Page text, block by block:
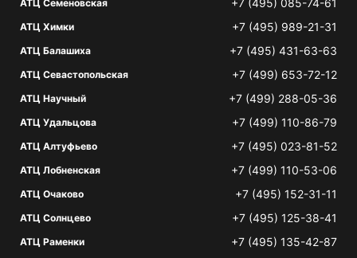
АТЦ Семеновская +7 (495) 085-74-61
АТЦ Химки +7 (495) 989-21-31
АТЦ Балашиха +7 (495) 431-63-63
АТЦ Севастопольская +7 (499) 653-72-12
АТЦ Научный +7 (499) 288-05-36
АТЦ Удальцова +7 (499) 110-86-79
АТЦ Алтуфьево +7 (495) 023-81-52
АТЦ Лобненская +7 (499) 110-53-06
АТЦ Очаково +7 (495) 152-31-11
АТЦ Солнцево +7 (495) 125-38-41
АТЦ Раменки +7 (495) 135-42-87